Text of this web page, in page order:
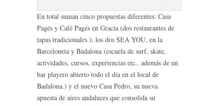
En total suman cinco propuestas diferentes: Casa
Pagés y Café Pagés en Gracia (dos restaurantes de
tapas tradicionales ); los dos SEA YOU, en la
Barceloneta y Badalona (escuela de surf, skate,
actividades, cursos, experiencias etc.. además de un
bar playero abierto todo el día en el local de
Badalona.) y el nuevo Casa Pedro, su nueva
apuesta de aires andaluces que consolida su